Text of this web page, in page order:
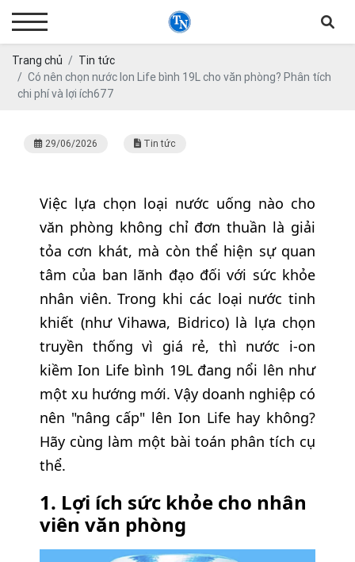
Trang chủ
Tin tức
Có nên chọn nước Ion Life bình 19L cho văn phòng? Phân tích
chi phí và lợi ích677
29/06/2026 Tin tức
Việc lựa chọn loại nước uống nào cho
văn phòng không chỉ đơn thuần là giải
tỏa cơn khát, mà còn thể hiện sự quan
tâm của ban lãnh đạo đối với sức khỏe
nhân viên. Trong khi các loại nước tinh
khiết (như Vihawa, Bidrico) là lựa chọn
truyền thống vì giá rẻ, thì nước i-on
kiềm Ion Life bình 19L đang nổi lên như
một xu hướng mới. Vậy doanh nghiệp có
nên "nâng cấp" lên Ion Life hay không?
Hãy cùng làm một bài toán phân tích cụ
thể.
1. Lợi ích sức khỏe cho nhân
viên văn phòng